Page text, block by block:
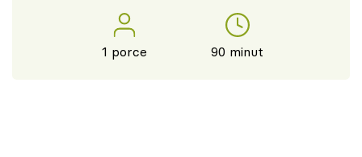
1 porce 90 minut